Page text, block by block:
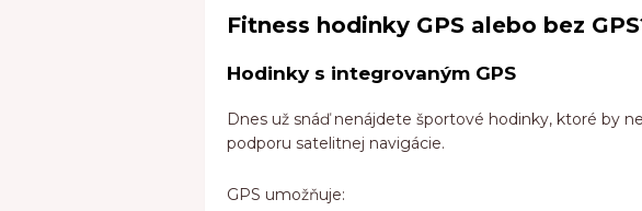
Fitness hodinky GPS alebo bez
Hodinky s integrovaným GPS
Dnes už snáď nenájdete športové hodinky, ktoré by
podporu satelitnej navigácie.
GPS umožňuje: